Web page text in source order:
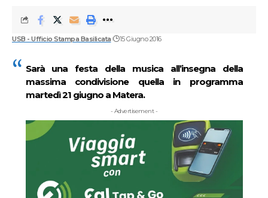
USB - Ufficio Stampa Basilicata 15 Giugno 2016
Sarà una festa della musica all’insegna della
massima condivisione quella in programma
martedì 21 giugnoa Matera.
- Advertisement -